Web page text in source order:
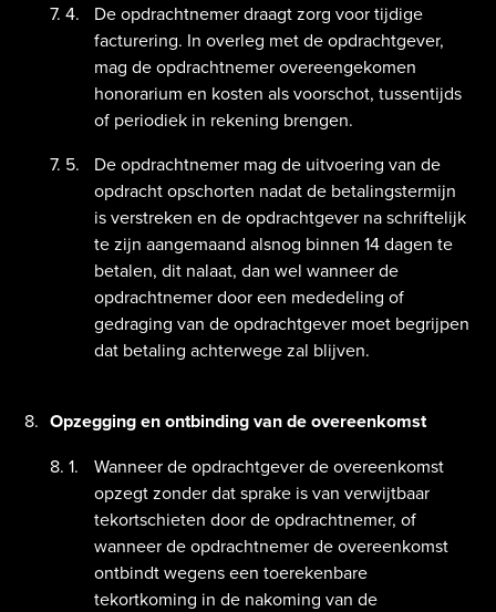
De opdrachtnemer draagt zorg voor tijdige
facturering. In overleg met de opdrachtgever,
mag de opdrachtnemer overeengekomen
honorarium en kosten als voorschot, tussentijds
of periodiek in rekening brengen.
De opdrachtnemer mag de uitvoering van de
opdracht opschorten nadat de betalingstermijn
is verstreken en de opdrachtgever na schriftelijk
te zijn aangemaand alsnog binnen 14 dagen te
betalen, dit nalaat, dan wel wanneer de
opdrachtnemer door een mededeling of
gedraging van de opdrachtgever moet begrijpen
dat betaling achterwege zal blijven.
Opzegging en ontbinding van de overeenkomst
Wanneer de opdrachtgever de overeenkomst
opzegt zonder dat sprake is van verwijtbaar
tekortschieten door de opdrachtnemer, of
wanneer de opdrachtnemer de overeenkomst
ontbindt wegens een toerekenbare
tekortkoming in de nakoming van de